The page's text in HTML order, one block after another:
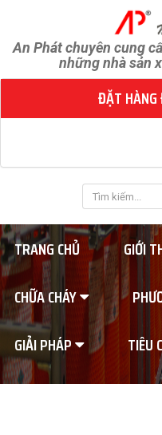
An Phát chuyên cung
những nhà sản
ĐẶT HÀNG
TRANG CHỦ GIỚI
CHỮA CHÁY
GIẢI PHÁP
TIÊU